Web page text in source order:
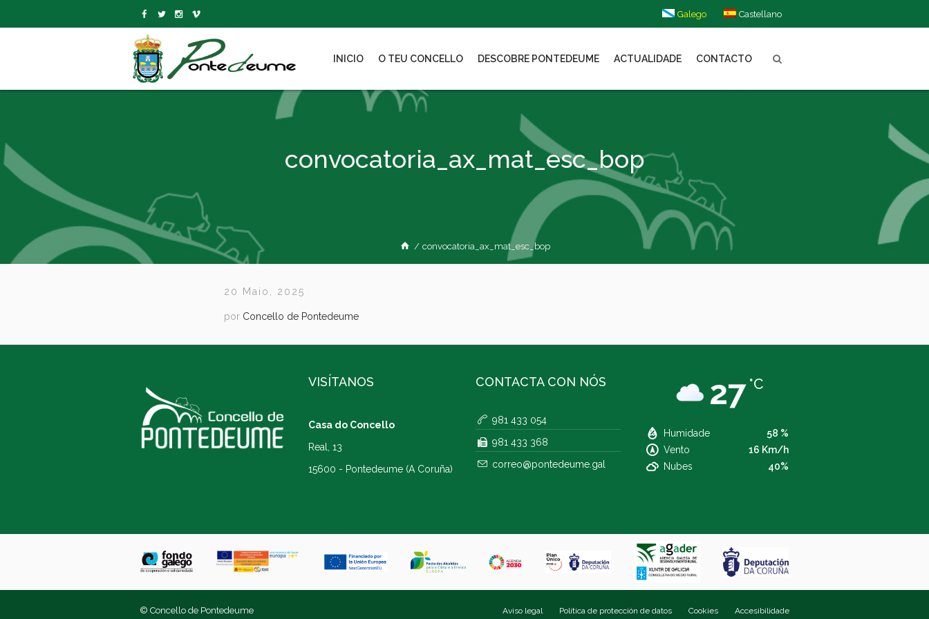
Galego Castellano
INICIO O TEU CONCELLO DESCOBRE PONTEDEUME ACTUALIDADE CONTACTO
convocatoria_ax_mat_esc_bop
/ convocatoria_ax_mat_esc_bop
20 Maio, 2025
por Concello de Pontedeume
VISÍTANOS
Casa do Concello
Real, 13
15600 - Pontedeume (A Coruña)
CONTACTA CON NÓS
981 433 054
981 433 368
correo@pontedeume.gal
27 °C
Humidade
58 %
Vento
16 Km/h
Nubes
40%
Aviso legal Política de protección de datos Cookies Accesibilidade
© Concello de Pontedeume